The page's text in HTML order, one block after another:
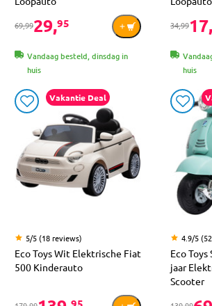
69,9929,95
Vandaag besteld, dinsdag in
huis
34,9917,
huis
Vakantie Deal
5/5 (18 reviews)
Eco Toys Wit Elektrische Fiat
500 Kinderauto
4.9/5
Eco
jaar
Scooter